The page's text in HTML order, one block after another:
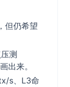
但仍希望
测
出来。
s、L3命